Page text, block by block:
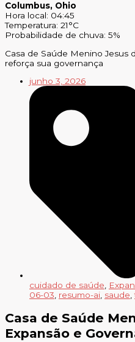
Columbus, Ohio
Hora local: 04:45
Temperatura: 21°C
Probabilidade de chuva: 5%
Casa de Saúde Menino Jesus
reforça sua governança
junho 3, 2026
cuidado de saúde
06-03 resumo-ai saude ,
Casa de Saúde
Expansão e